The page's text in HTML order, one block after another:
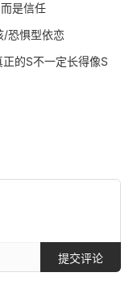
是信任
恐惧型依恋
正的S不一定长得像S
提交评论